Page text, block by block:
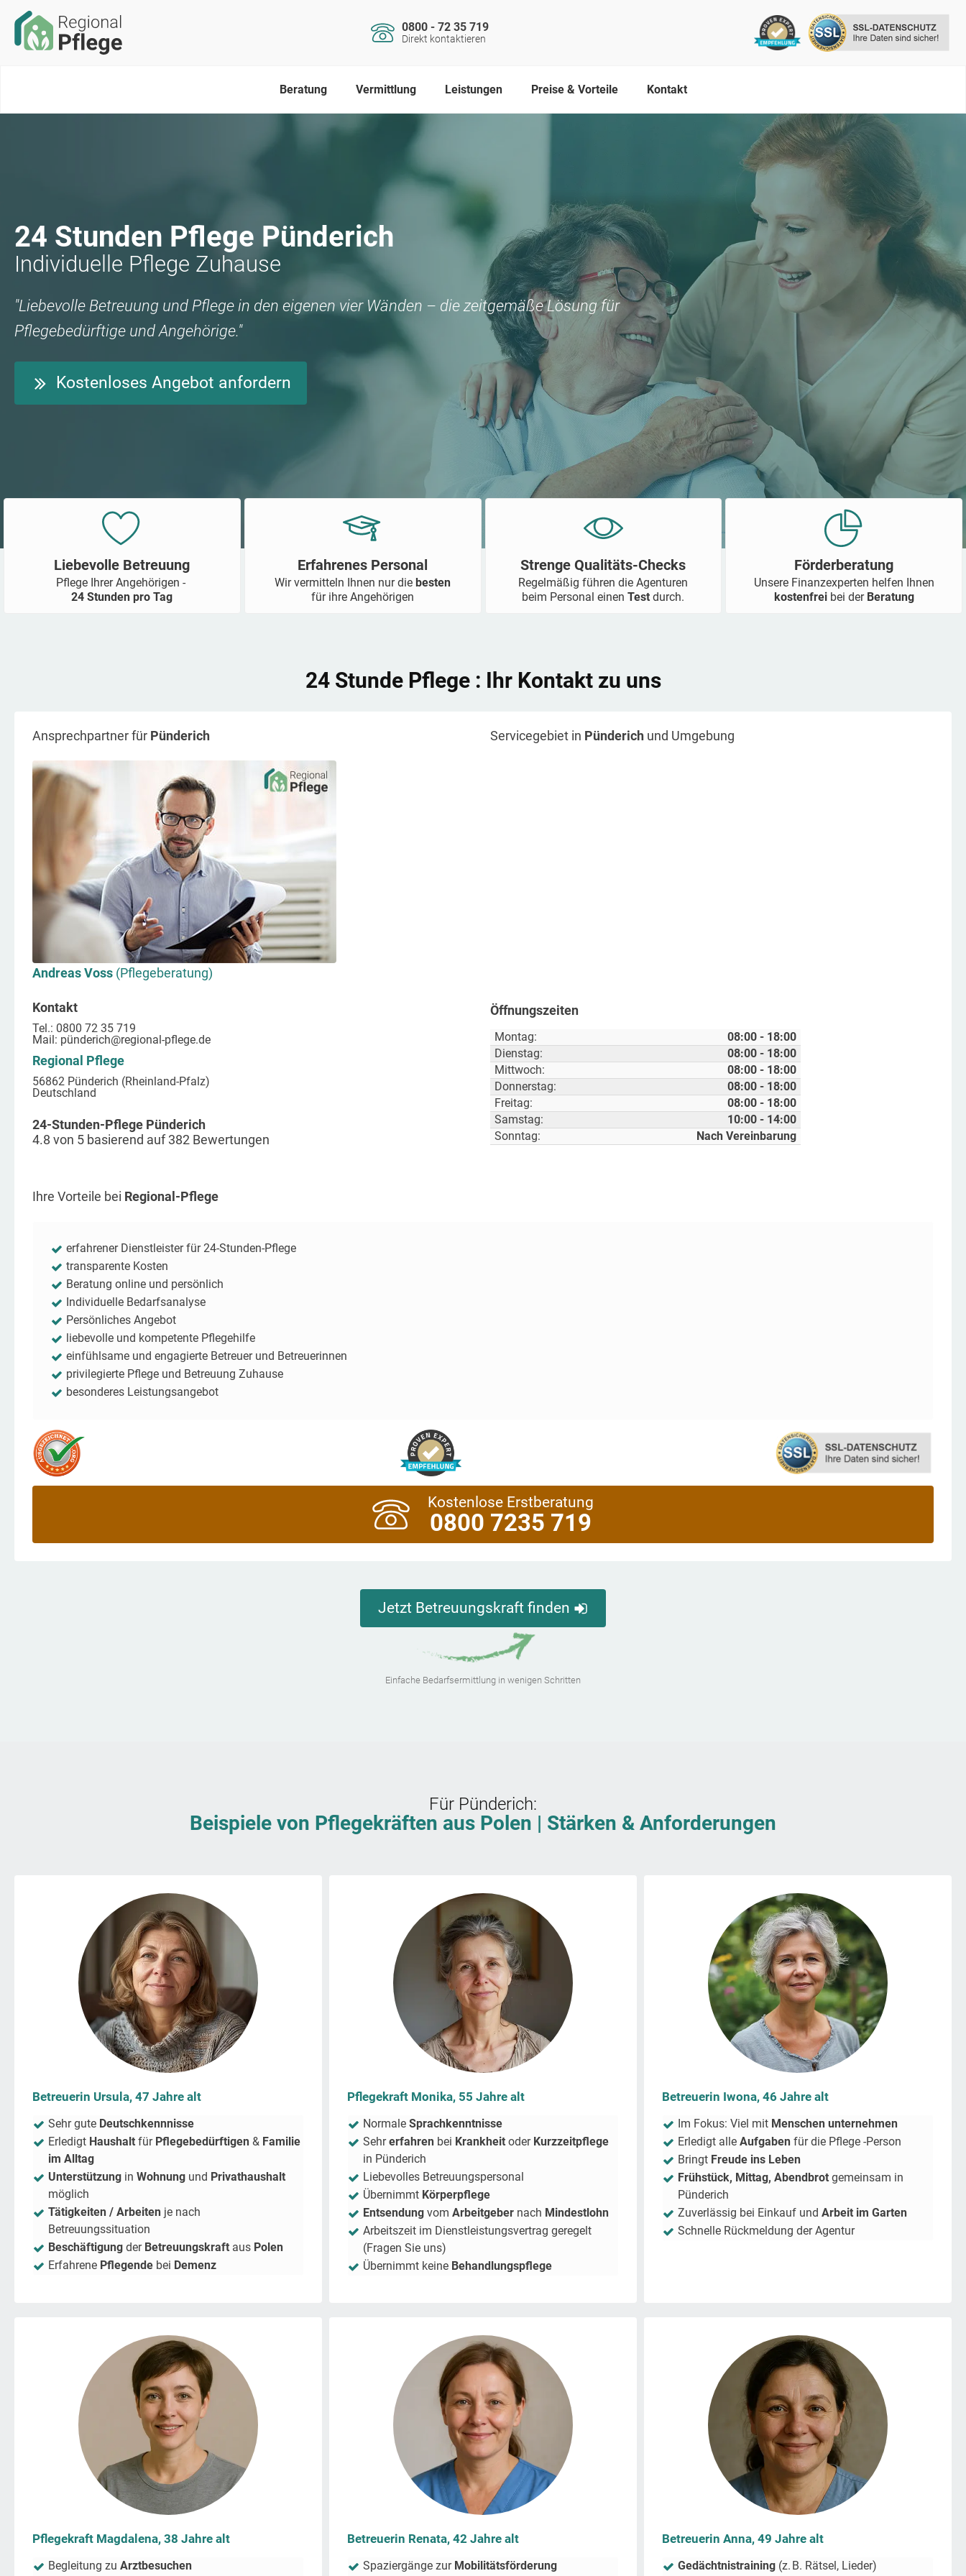
0800 - 72 35 719
Direkt kontaktieren
Beratung Vermittlung Leistungen Preise & Vorteile Kontakt
24 Stunden Pflege Pünderich
Individuelle Pflege Zuhause
"Liebevolle Betreuung und Pflege in den eigenen vier Wänden – die zeitgemäße Lösung für
Pflegebedürftige und Angehörige."
Kostenloses Angebot anfordern
Liebevolle Betreuung
Pflege Ihrer Angehörigen -
24 Stunden pro Tag
Erfahrenes Personal
Wir vermitteln Ihnen nur diebesten
für ihre Angehörigen
Strenge Qualitäts-Checks
Regelmäßig führen die Agenturen
beim Personal einenTestdurch.
Förderberatung
Unsere Finanzexperten helfen Ihnen
kostenfrei bei der Beratung
24 Stunde Pflege : Ihr Kontakt zu uns
Ansprechpartner für Pünderich
Andreas Voss (Pflegeberatung)
Kontakt
Tel.: 0800 72 35 719
Mail: pünderich@regional-pflege.de
Regional Pflege
56862 Pünderich (Rheinland-Pfalz)
Deutschland
24-Stunden-Pflege Pünderich
4.8 von 5 basierend auf382 Bewertungen
Servicegebiet in Pünderich und Umgebung
Öffnungszeiten
Montag:
08:00 - 18:00
Dienstag:
08:00 - 18:00
Mittwoch:
08:00 - 18:00
Donnerstag:
08:00 - 18:00
Freitag:
08:00 - 18:00
Samstag:
10:00 - 14:00
Sonntag:
Nach Vereinbarung
Ihre Vorteile bei Regional-Pflege
erfahrener Dienstleister für 24-Stunden-Pflege
transparente Kosten
Beratung online und persönlich
Individuelle Bedarfsanalyse
Persönliches Angebot
liebevolle und kompetente Pflegehilfe
einfühlsame und engagierte Betreuer und Betreuerinnen
privilegierte Pflege und Betreuung Zuhause
besonderes Leistungsangebot
Kostenlose Erstberatung
0800 7235 719
Jetzt Betreuungskraft finden
Einfache Bedarfsermittlung in wenigen Schritten
Für Pünderich:
Beispiele von Pflegekräften aus Polen | Stärken & Anforderungen
Betreuerin Ursula, 47 Jahre alt
Sehr gute Deutschkennnisse
Erledigt Haushalt für Pflegebedürftigen & Familie
im Alltag
Unterstützung in Wohnung und Privathaushalt
möglich
Tätigkeiten / Arbeiten je nach
Betreuungssituation
Beschäftigung der Betreuungskraft aus Polen
Erfahrene Pflegende bei Demenz
Pflegekraft Monika, 55 Jahre alt
Normale Sprachkenntnisse
Sehrerfahren bei Krankheit oder Kurzzeitpflege
in Pünderich
Liebevolles Betreuungspersonal
Übernimmt Körperpflege
Entsendung vom Arbeitgeber nach Mindestlohn
Arbeitszeit im Dienstleistungsvertrag geregelt
(Fragen Sie uns)
Übernimmt keine Behandlungspflege
Betreuerin Iwona, 46 Jahre alt
Im Fokus: Viel mit Menschen unternehmen
Erledigt alle Aufgaben für die Pflege -Person
Bringt Freude ins Leben
Frühstück, Mittag, Abendbrot gemeinsam in
Pünderich
Zuverlässig bei Einkauf und Arbeit im Garten
Schnelle Rückmeldung der Agentur
Pflegekraft Magdalena, 38 Jahre alt
Begleitung zu Arztbesuchen
Betreuerin Renata, 42 Jahre alt
Spaziergänge zur Mobilitätsförderung
Betreuerin Anna, 49 Jahre alt
Gedächtnistraining (z. B. Rätsel, Lieder)